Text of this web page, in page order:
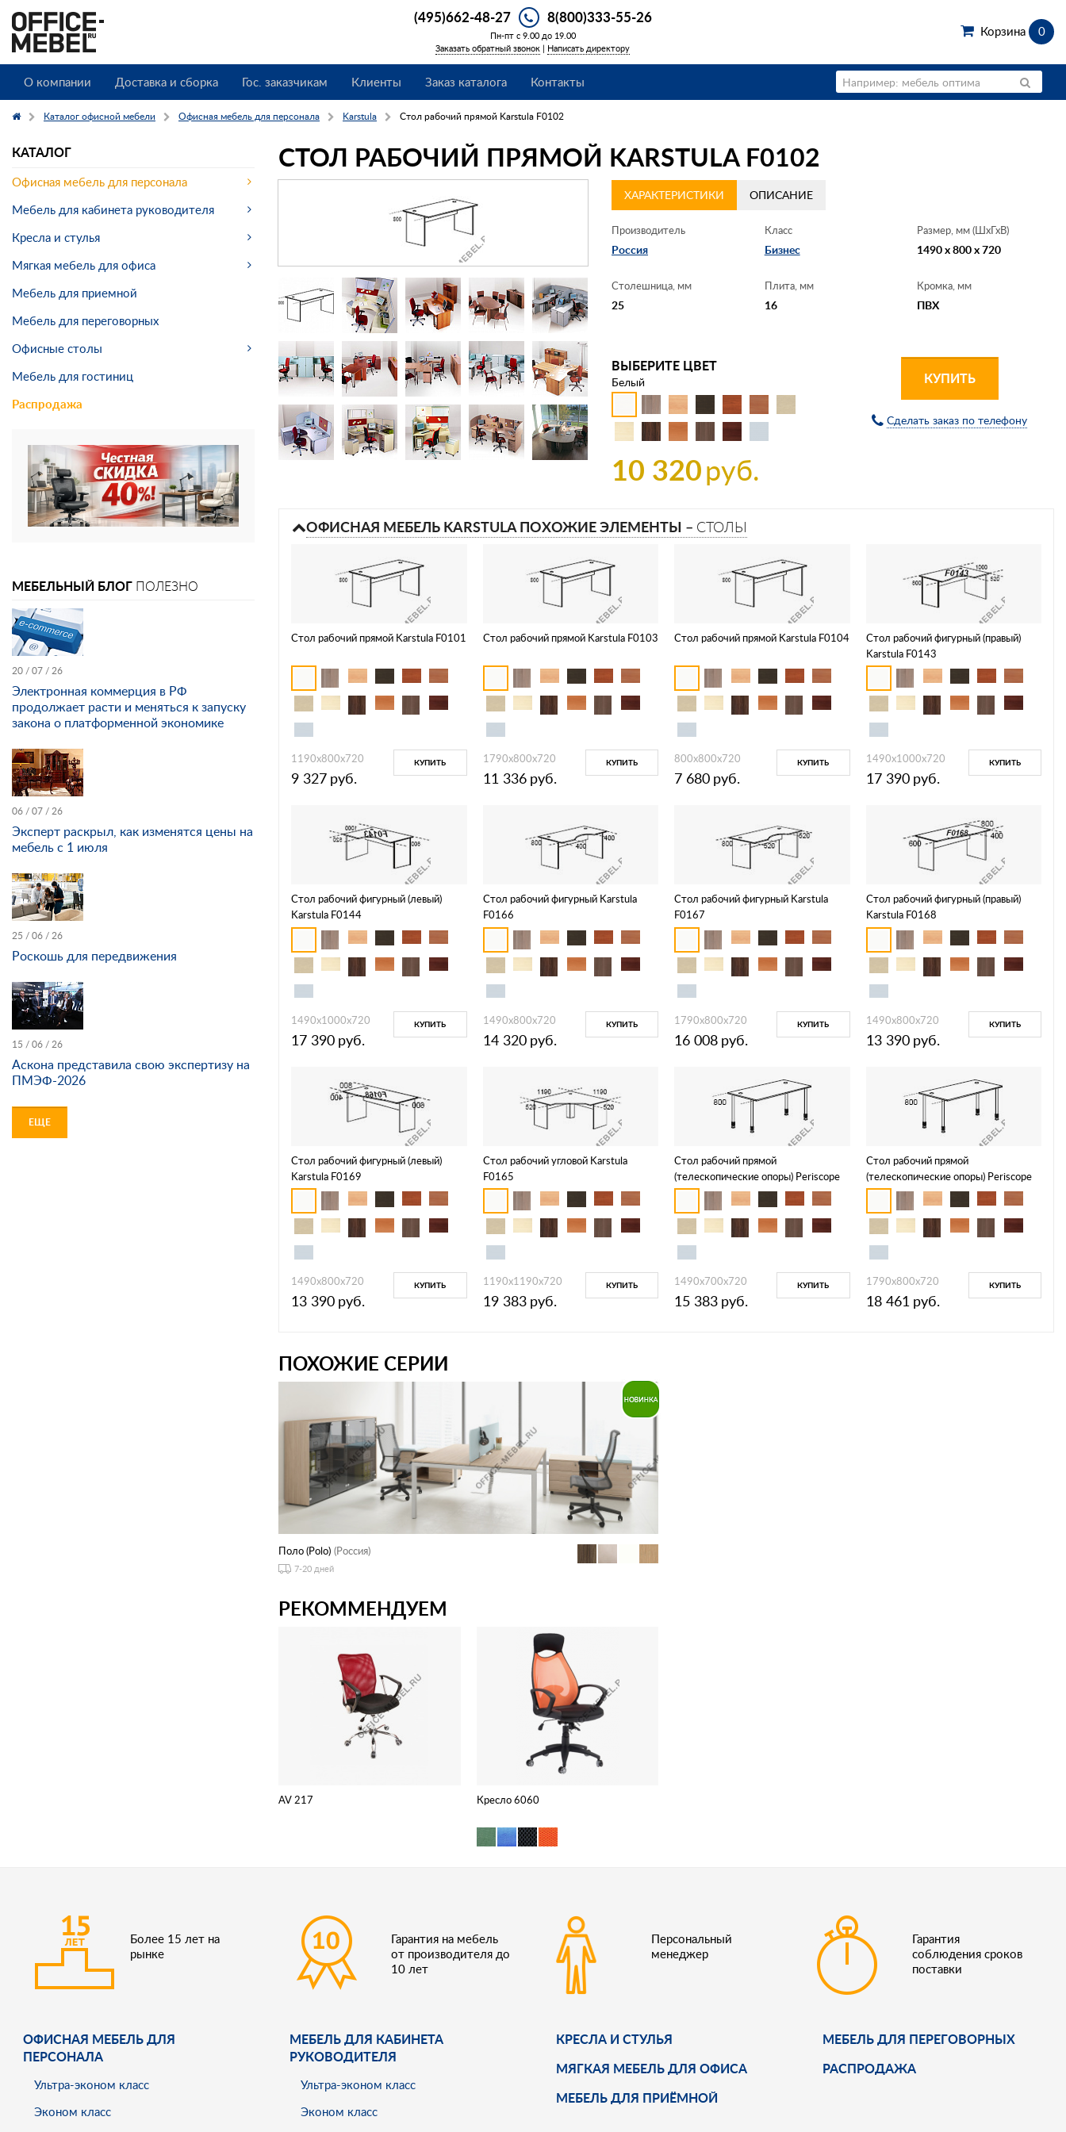
(495)662-48-27 8(800)333-55-26
Пн-пт с 9.00 до 19.00
Заказать обратный звонок | Написать директору
Корзина 0
О компании Доставка и сборка Гос. заказчикам Клиенты Заказ каталога Контакты
Каталог офисной мебели Офисная мебель для персонала Karstula Стол рабочий прямой Karstula F0102
СТОЛ РАБОЧИЙ ПРЯМОЙ KARSTULA F0102
ХАРАКТЕРИСТИКИ ОПИСАНИЕ
Производитель
Россия
Класс
Бизнес
Размер, мм (ШхГхВ)
1490 x 800 x 720
Столешница, мм
25
Плита, мм
16
Кромка, мм
ПВХ
ВЫБЕРИТЕ ЦВЕТ
Белый
10 320руб.
КУПИТЬ
Сделать заказ по телефону
ОФИСНАЯ МЕБЕЛЬ KARSTULA ПОХОЖИЕ ЭЛЕМЕНТЫ – СТОЛЫ
Стол рабочий прямой Karstula F0101
1190х800х720
9 327 руб.
КУПИТЬ
Стол рабочий прямой Karstula F0103
1790х800х720
11 336 руб.
КУПИТЬ
Стол рабочий прямой Karstula F0104
800х800х720
7 680 руб.
КУПИТЬ
Стол рабочий фигурный (правый)
Karstula F0143
1490х1000х720
17 390 руб.
КУПИТЬ
Стол рабочий фигурный (левый)
Karstula F0144
1490х1000х720
17 390 руб.
КУПИТЬ
Стол рабочий фигурный Karstula
F0166
1490х800х720
14 320 руб.
КУПИТЬ
Стол рабочий фигурный Karstula
F0167
1790х800х720
16 008 руб.
КУПИТЬ
Стол рабочий фигурный (правый)
Karstula F0168
1490х800х720
13 390 руб.
КУПИТЬ
Стол рабочий фигурный (левый)
Karstula F0169
1490х800х720
13 390 руб.
КУПИТЬ
Стол рабочий угловой Karstula
F0165
1190х1190х720
19 383 руб.
КУПИТЬ
Стол рабочий прямой
(телескопические опоры) Periscope
F2102
1490х700х720
15 383 руб.
КУПИТЬ
Стол рабочий прямой
(телескопические опоры) Periscope
F2103
1790х800х720
18 461 руб.
КУПИТЬ
ПОХОЖИЕ СЕРИИ
Поло (Polo) (Россия)
7-20 дней
РЕКОММЕНДУЕМ
AV 217 Кресло 6060
КАТАЛОГ
Офисная мебель для персонала
Мебель для кабинета руководителя
Кресла и стулья
Мягкая мебель для офиса
Мебель для приемной
Мебель для переговорных
Офисные столы
Мебель для гостиниц
Распродажа
МЕБЕЛЬНЫЙ БЛОГ ПОЛЕЗНО
20 / 07 / 26
Электронная коммерция в РФ
продолжает расти и меняться к запуску
закона о платформенной экономике
06 / 07 / 26
Эксперт раскрыл, как изменятся цены на
мебель с 1 июля
25 / 06 / 26
Роскошь для передвижения
15 / 06 / 26
Аскона представила свою экспертизу на
ПМЭФ-2026
ЕЩЕ
Более 15 лет на
рынке
Гарантия на мебель
от производителя до
10 лет
Персональный
менеджер
Гарантия
соблюдения сроков
поставки
ОФИСНАЯ МЕБЕЛЬ ДЛЯ
ПЕРСОНАЛА
Ультра-эконом класс
Эконом класс
МЕБЕЛЬ ДЛЯ КАБИНЕТА
РУКОВОДИТЕЛЯ
Ультра-эконом класс
Эконом класс
КРЕСЛА И СТУЛЬЯ
МЯГКАЯ МЕБЕЛЬ ДЛЯ ОФИСА
МЕБЕЛЬ ДЛЯ ПРИЁМНОЙ
МЕБЕЛЬ ДЛЯ ПЕРЕГОВОРНЫХ
РАСПРОДАЖА